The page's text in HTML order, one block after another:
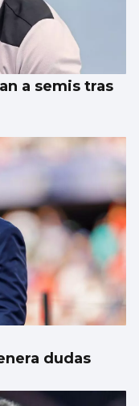
a semis tras
dudas